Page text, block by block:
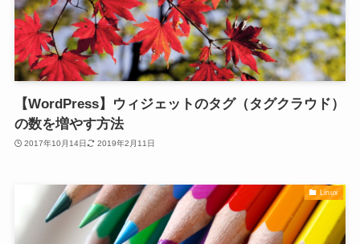
【WordPress】ウィジェットのタグ（タグクラウド）
の数を増やす方法
2017年10月14日 2019年2月11日
Linux